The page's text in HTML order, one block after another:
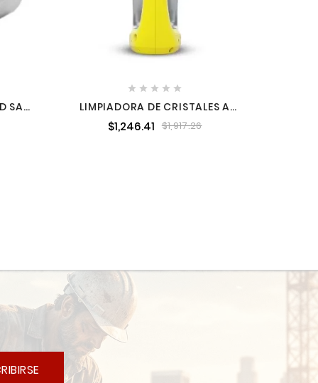
SAE
    
LIMPIADORA DE CRISTALES A
$1,246.41 $1,917.26